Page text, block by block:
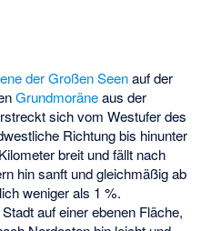
der Großen Seenauf der
Grundmoräneaus der
sich vom Westufer des
Richtung bis hinunter
breit und fällt nach
hin sanft und gleichmäßig ab
weniger als 1 %.
auf einer ebenen Fläche,